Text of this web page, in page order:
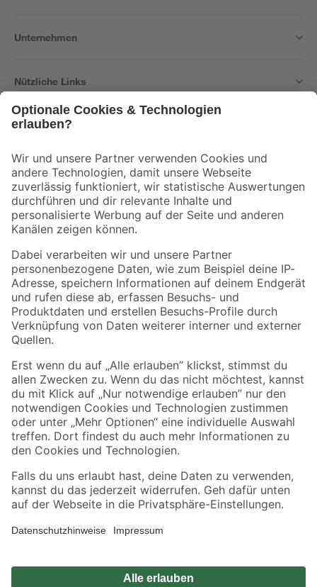
Unternehmen
Nützliche Links
Der toom Newsletter: Keine Angebote und Aktionen mehr verpassen!
Zur Newsletter Anmeldung
Folge uns
Zahlungsarten Versandarten
Sicher einkaufen
Jetzt die toom-App herunterladen
Alle Preisangaben in EUR inkl. gesetzl. MwSt.. Die dargestellten Angebote sind unter
Umständen nicht in allen Märkten verfügbar. Die angegebenen Verfügbarkeiten beziehen
Produkte nur solange der Vorrat reicht.
*Paketversand ab 59 € versandkostenfrei, gilt nicht für Artikel mit Speditionsversand, hier
Privatsphäre Impressum